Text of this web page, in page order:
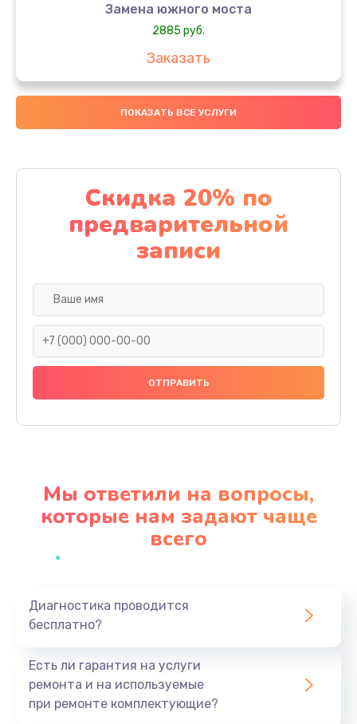
Замена южного моста
2885 руб.
Заказать
Чистка от пыли
745 руб.
Настройка ОС
1060 руб.
Заказать
Настройка BIOS
1490 руб.
Заказать
Ремонт разъема питания
Заказать
ПОКАЗАТЬ ВСЕ УСЛУГИ
Скидка 20% по
предварительной
записи
Мы ответили на вопросы,
которые нам задают чаще
всего
Диагностика проводится
бесплатно?
Есть ли гарантия на услуги
ремонта и на используемые
при ремонте комплектующие?